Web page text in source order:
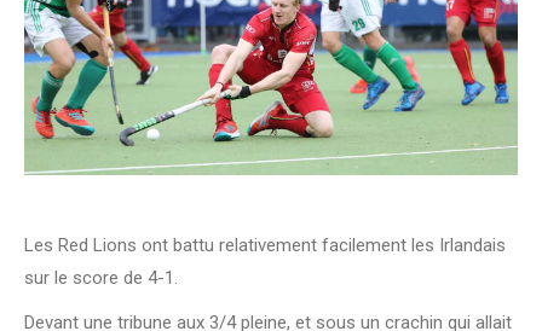
Les Red Lions ont battu relativement facilement les Irlandais
sur le score de 4-1.
Devant une tribune aux 3/4 pleine, et sous un crachin qui allait